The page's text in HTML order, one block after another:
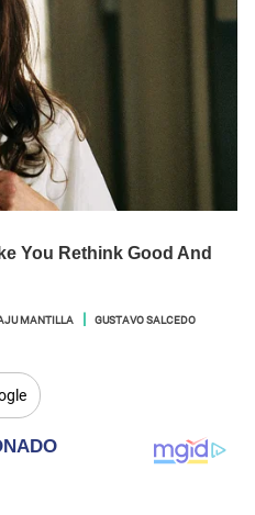
MANTILLA
GUSTAVO SALCEDO